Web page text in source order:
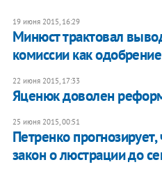
19 июня 2015, 16:29
Минюст трактовал
комиссии как
22 июня 2015, 17:33
Яценюк доволен
25 июня 2015, 00:51
Петренко
закон о люстрации до